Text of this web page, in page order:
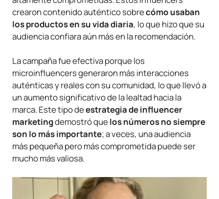
crearon contenido auténtico sobrecómo usaban
los productos en su vida diaria, lo que hizo que su
audiencia confiara aún más en la recomendación.
La campaña fue efectiva porque los
microinfluencers generaron más interacciones
auténticas y reales con su comunidad, lo que llevó a
un aumento significativo de la lealtad hacia la
marca. Este tipo deestrategia de influencer
marketingdemostró quelos números no siempre
son lo más importante; a veces, una audiencia
más pequeña pero más comprometida puede ser
mucho más valiosa.